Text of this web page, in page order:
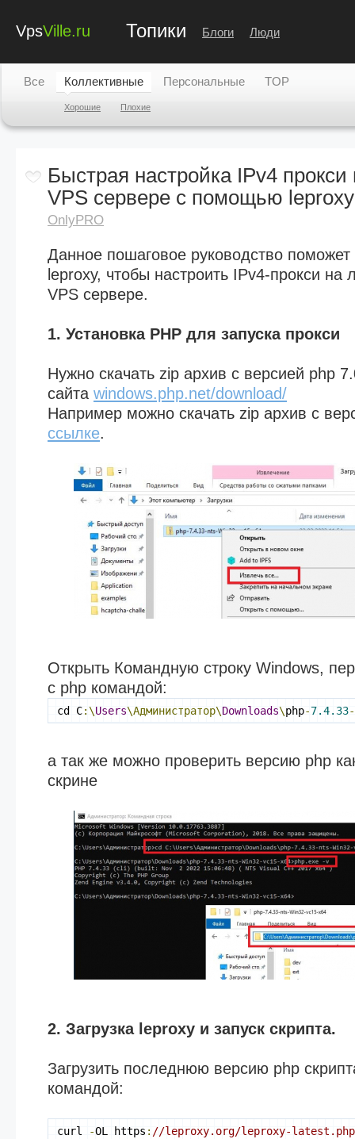
VpsVille.ru Топики Блоги Люди
Все Коллективные
Хорошие Плохие
Персональные TOP
Быстрая настройка IPv4
VPS сервере с помощью leproxy
OnlyPRO
Данное пошаговое руководство поможет
leproxy, чтобы настроить IPv4-прокси
VPS сервере.
1. Установка PHP для запуска прокси
Нужно скачать zip архив с версией php
сайта windows.php.net/download/
Например можно скачать zip архив с
ссылке.
Открыть Командную строку Windows,
с php командой:
cd C:\Users\Администратор\Downloads\php-7.4.33-
а так же можно проверить версию php
скрине
2. Загрузка leproxy и запуск скрипта.
Загрузить последнюю версию php
командой:
curl -OL https : //leproxy.org/leproxy-latest.php